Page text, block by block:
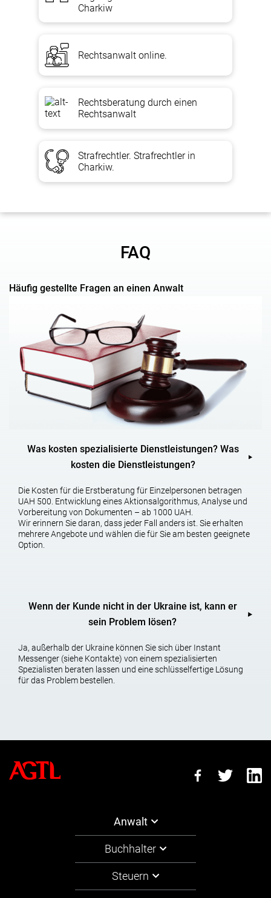
Rechtsberatung
Feedback oder Telefon anmelden. Verwenden Sie auch Formen von
sozialen Netzwerken, oder kommen Sie zu unserem Büro in Charkiw.
Abonnieren Sie ( @AGTLua) unseren T.me/AGTLua Tele
Charkiw
Rechtsanwalt online.
Rechtsberatung durch einen
Rechtsanwalt
Strafrechtler. Strafrechtler in
Charkiw.
FAQ
Häufig gestellte Fragen an einen Anwalt
Was kosten spezialisierte Dienstleistungen? Was
kosten die Dienstleistungen?
Die Kosten für die Erstberatung für Einzelpersonen betragen
UAH 500. Entwicklung eines Aktionsalgorithmus, Analyse und
Vorbereitung von Dokumenten – ab 1000 UAH.
Wir erinnern Sie daran, dass jeder Fall anders ist. Sie erhalten
mehrere Angebote und wählen die für Sie am besten geeignete
Option.
Wenn der Kunde nicht in der Ukraine ist, kann er
sein Problem lösen?
Ja, außerhalb der Ukraine können Sie sich über Instant
Messenger (siehe Kontakte) von einem spezialisierten
Spezialisten beraten lassen und eine schlüsselfertige Lösung
für das Problem bestellen.
Anwalt
Buchhalter
Steuern